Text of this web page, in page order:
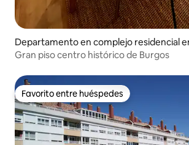
Departamento en complejo residencial
os
Gran piso centro histórico de Burgos
Favorito entre huéspedes
Favorito entre huéspedes